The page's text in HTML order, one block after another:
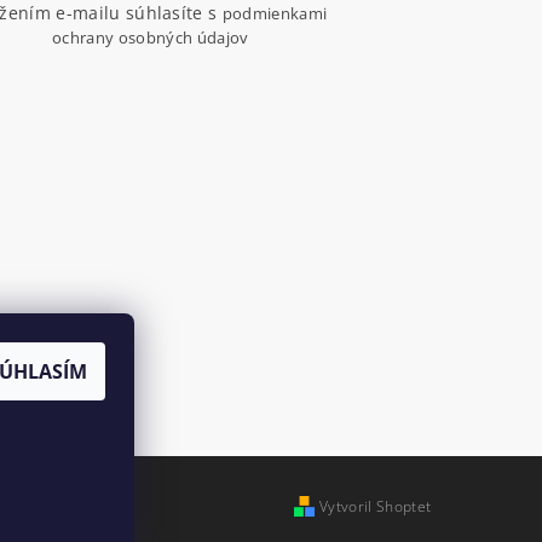
e-mailu súhlasíte s podmienkami
ochrany osobných údajov
Vytvoril Shoptet